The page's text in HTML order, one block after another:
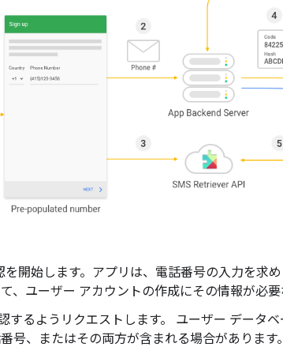
を開始します。アプリは、電話番号の入力を求
、ユーザー アカウントの作成にその情報が必
するようリクエストします。 ユーザー データ
号、またはその両方が含まれる場合があります。